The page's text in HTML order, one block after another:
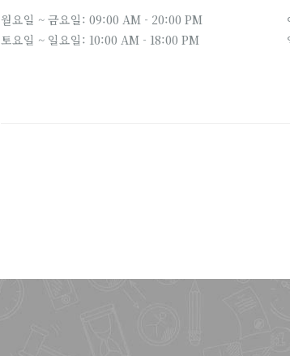
월요일 ~ 금요일: 09:00 AM - 20:00 PM
토요일 ~ 일요일: 10:00 AM - 18:00 PM